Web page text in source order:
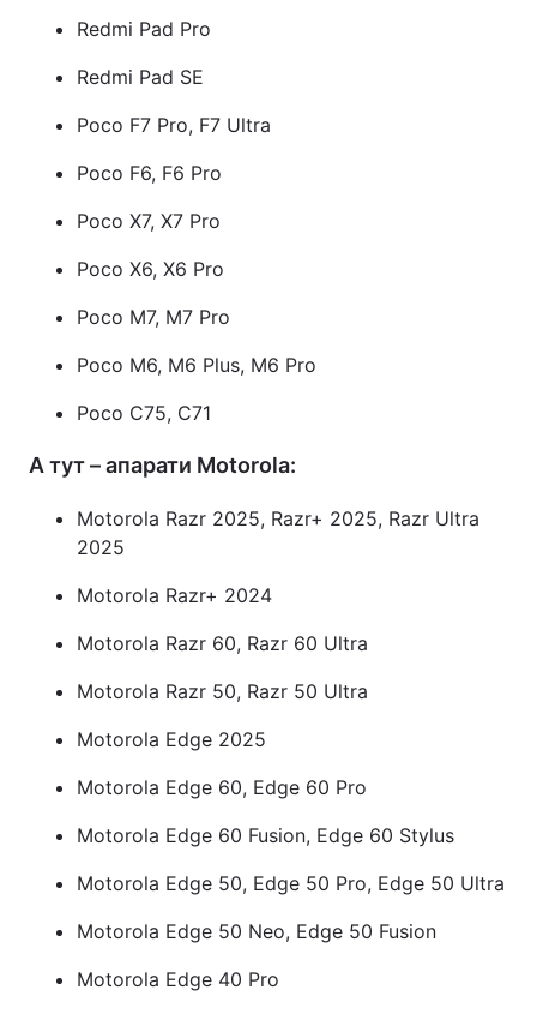
Redmi Pad Pro
Redmi Pad SE
Poco F7 Pro, F7 Ultra
Poco F6, F6 Pro
Poco X7, X7 Pro
Poco X6, X6 Pro
Poco M7, M7 Pro
Poco M6, M6 Plus, M6 Pro
Poco C75, C71
А тут – апарати Motorola:
Motorola Razr 2025, Razr+ 2025, Razr Ultra
2025
Motorola Razr+ 2024
Motorola Razr 60, Razr 60 Ultra
Motorola Razr 50, Razr 50 Ultra
Motorola Edge 2025
Motorola Edge 60, Edge 60 Pro
Motorola Edge 60 Fusion, Edge 60 Stylus
Motorola Edge 50, Edge 50 Pro, Edge 50 Ultra
Motorola Edge 50 Neo, Edge 50 Fusion
Motorola Edge 40 Pro